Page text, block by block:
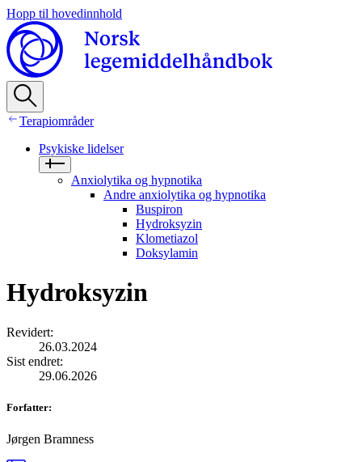
Hopp til hovedinnhold
Terapiområder
Psykiske lidelser
Anxiolytika og hypnotika
Andre anxiolytika og hypnotika
Buspiron
Hydroksyzin
Klometiazol
Doksylamin
Hydroksyzin
Revidert:
26.03.2024
Sist endret:
29.06.2026
Forfatter:
Jørgen Bramness